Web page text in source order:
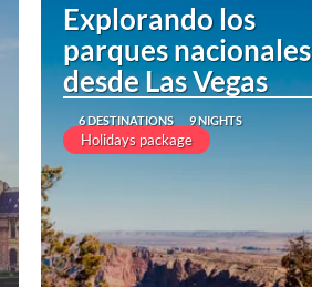
Explorando los
parques nacionales
desde Las Vegas
6 DESTINATIONS 9 NIGHTS
Holidays package